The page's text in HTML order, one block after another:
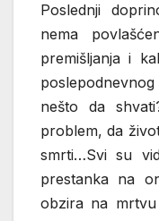
Poslednji
nema
premišljanja i
nešto da
problem, da
smrti…Svi su
prestanka na
obzira na